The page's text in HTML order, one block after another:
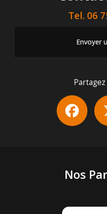
Tel. 06
Envoyer
Nos